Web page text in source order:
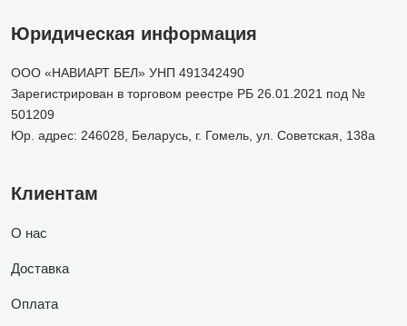
Юридическая информация
ООО «НАВИАРТ БЕЛ» УНП 491342490
Зарегистрирован в торговом реестре РБ 26.01.2021 под №
501209
Юр. адрес: 246028, Беларусь, г. Гомель, ул. Советская, 138а
Клиентам
О нас
Доставка
Оплата